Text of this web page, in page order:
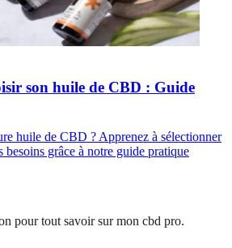
son huile de CBD : Guide
huile de CBD ? Apprenez à sélectionner
grâce à notre guide pratique
pour tout savoir sur mon cbd pro.